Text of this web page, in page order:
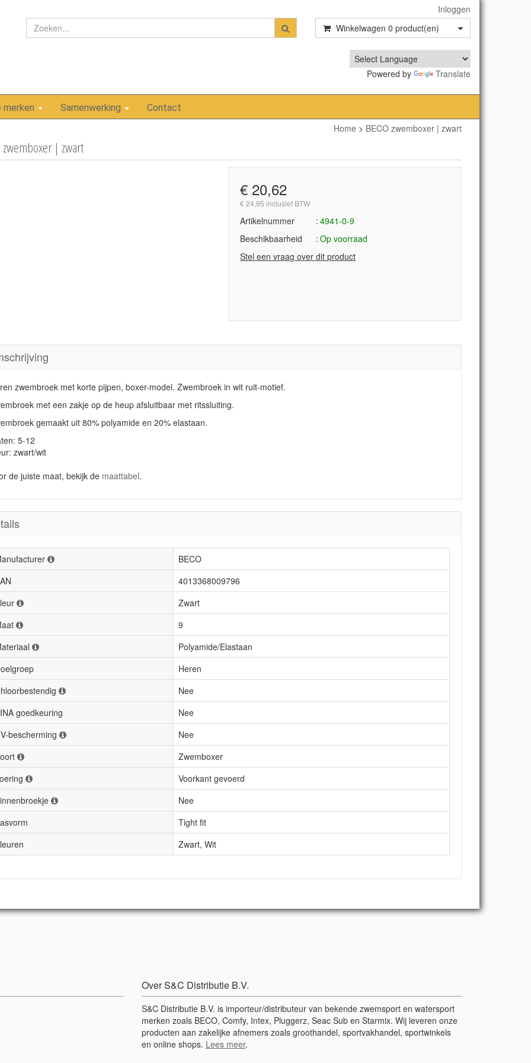
Inloggen
Winkelwagen 0 product(en)
Powered by Translate
merken Samenwerking Contact
Home > BECO zwemboxer | zwart
zwemboxer | zwart
€ 20,62
€ 24,95 inclusief BTW
Artikelnummer
4941-0-9
Beschikbaarheid
Op voorraad
Stel een vraag over dit product
zwembroek met korte pijpen, boxer-model. Zwembroek in wit ruit-motief.
met een zakje op de heup afsluitbaar met ritssluiting.
gemaakt uit 80% polyamide en 20% elastaan.
5-12
zwart/wit
de juiste maat, bekijk de maattabel.
BECO
4013368009796
Zwart
9
Polyamide/Elastaan
Heren
Nee
goedkeuring
Nee
bescherming
Nee
Zwemboxer
Voorkant gevoerd
Nee
Tight fit
Zwart, Wit
Over S&C Distributie B.V.
S&C Distributie B.V. is importeur/distributeur van bekende zwemsport en watersport
merken zoals BECO, Comfy, Intex, Pluggerz, Seac Sub en Starmix. Wij leveren onze
producten aan zakelijke afnemers zoals groothandel, sportvakhandel, sportwinkels
en online shops. Lees meer.